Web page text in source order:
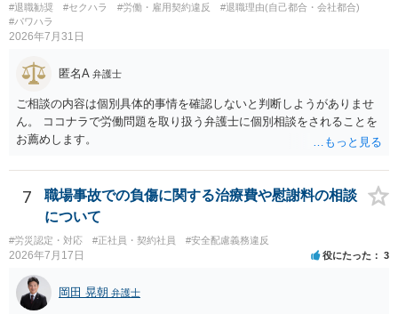
#退職勧奨 #セクハラ #労働・雇用契約違反
#退職理由(自己都合・会社都合)
#パワハラ
2026年7月31日
匿名A 弁護士
ご相談の内容は個別具体的事情を確認しないと判断しようがありませ
ん。 ココナラで労働問題を取り扱う弁護士に個別相談をされることを
お薦めします。
7
職場事故での負傷に関する治療費や慰謝料の相談
について
#労災認定・対応 #正社員・契約社員 #安全配慮義務違反
2026年7月17日 役にたった 3
岡田 晃朝 弁護士